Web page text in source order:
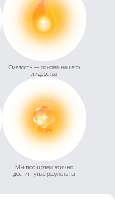
Смелость — основа нашего
лидерства
Мы поощряем этично
достигнутые результаты